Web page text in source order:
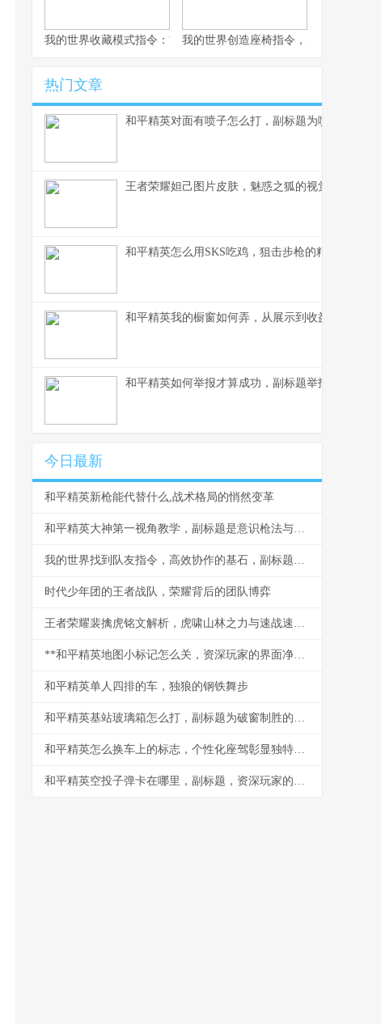
我的世界收藏模式指令：方块艺术的无限可能我的世界创造座椅指令，虚拟空间中的
热门文章
和平精英对面有喷子怎么打，副标题为喷子压制与
王者荣耀妲己图片皮肤，魅惑之狐的视觉盛宴，
和平精英怎么用SKS吃鸡，狙击步枪的精准制胜之
和平精英我的橱窗如何弄，从展示到收益的完整指
和平精英如何举报才算成功，副标题举报机制与玩
今日最新
和平精英新枪能代替什么,战术格局的悄然变革
和平精英大神第一视角教学，副标题是意识枪法与细节的终极进阶
我的世界找到队友指令，高效协作的基石，副标题，探索多人游戏中的团队连接之道
时代少年团的王者战队，荣耀背后的团队博弈
王者荣耀裴擒虎铭文解析，虎啸山林之力与速战速决之艺
**和平精英地图小标记怎么关，资深玩家的界面净化指南**
和平精英单人四排的车，独狼的钢铁舞步
和平精英基站玻璃箱怎么打，副标题为破窗制胜的战术精髓
和平精英怎么换车上的标志，个性化座驾彰显独特风采
和平精英空投子弹卡在哪里，副标题，资深玩家的战术解析